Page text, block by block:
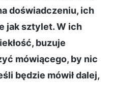
doświadczeniu, ich
jak sztylet. W ich
buzuje
mówiącego, by nic
będzie mówił dalej,